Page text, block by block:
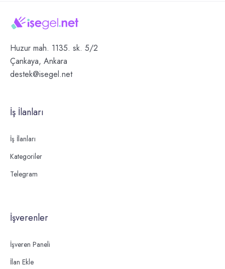
Huzur mah. 1135. sk. 5/2
Çankaya, Ankara
destek@isegel.net
İş İlanları
İş İlanları
Kategoriler
Telegram
İşverenler
İşveren Paneli
İlan Ekle